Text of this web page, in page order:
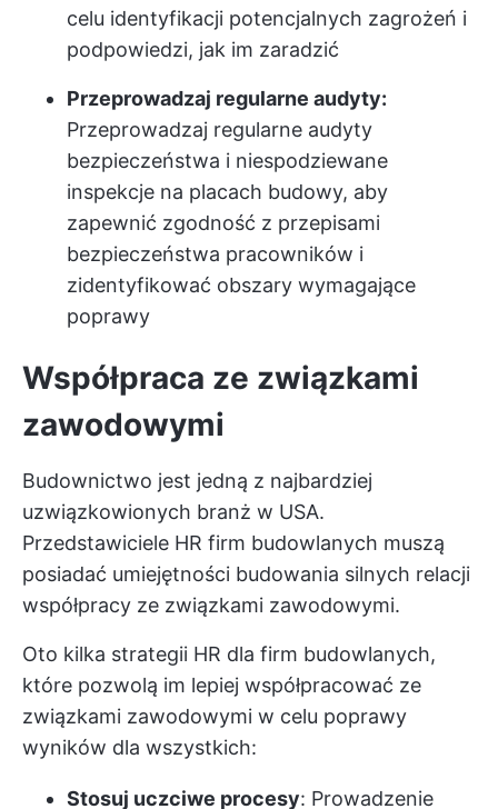
celu identyfikacji potencjalnych zagrożeń i
podpowiedzi, jak im zaradzić
Przeprowadzaj regularne audyty:
Przeprowadzaj regularne audyty
bezpieczeństwa i niespodziewane
inspekcje na placach budowy, aby
zapewnić zgodność z przepisami
bezpieczeństwa pracowników i
zidentyfikować obszary wymagające
poprawy
Współpraca ze związkami
zawodowymi
Budownictwo jest jedną z najbardziej
uzwiązkowionych branż w USA.
Przedstawiciele HR firm budowlanych muszą
posiadać umiejętności budowania silnych relacji
współpracy ze związkami zawodowymi.
Oto kilka strategii HR dla firm budowlanych,
które pozwolą im lepiej współpracować ze
związkami zawodowymi w celu poprawy
wyników dla wszystkich:
Stosuj uczciwe procesy: Prowadzenie